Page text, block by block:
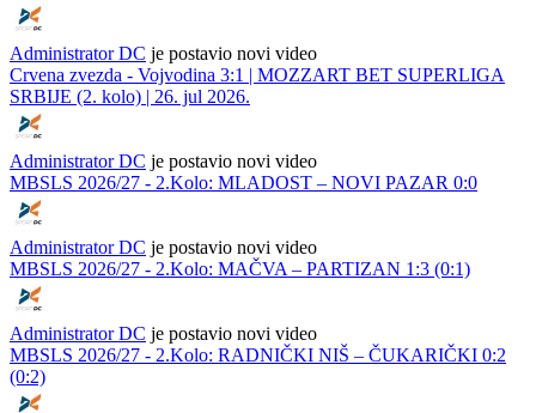
Administrator DC je postavio novi video
Crvena zvezda - Vojvodina 3:1 | MOZZART BET SUPERLIGA
SRBIJE (2. kolo) | 26. jul 2026.
Administrator DC je postavio novi video
MBSLS 2026/27 - 2.Kolo: MLADOST – NOVI PAZAR 0:0
Administrator DC je postavio novi video
MBSLS 2026/27 - 2.Kolo: MAČVA – PARTIZAN 1:3 (0:1)
Administrator DC je postavio novi video
MBSLS 2026/27 - 2.Kolo: RADNIČKI NIŠ – ČUKARIČKI 0:2
(0:2)